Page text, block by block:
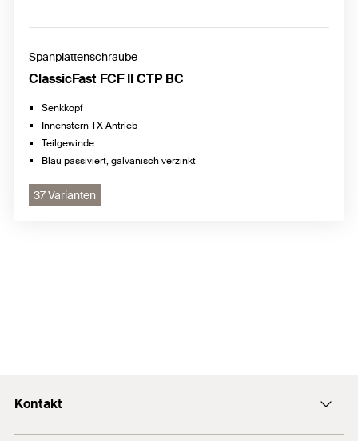
Spanplattenschraube
ClassicFast FCF II CTP BC
Senkkopf
Innenstern TX Antrieb
Teilgewinde
Blau passiviert, galvanisch verzinkt
37 Varianten
Kontakt